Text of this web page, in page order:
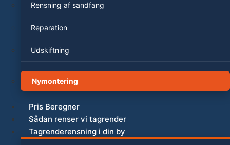
Rensning af sandfang
Reparation
Udskiftning
Nymontering
Pris Beregner
Sådan renser vi tagrender
Tagrenderensning i din by